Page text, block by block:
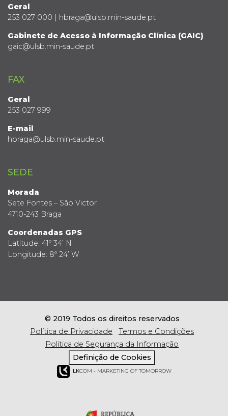
Geral
253 027 000 | hbraga@ulsb.min-saude.pt
Gabinete de Acesso à Informação Clínica (GAIC)
gaic@ulsb.min-saude.pt
FAX
Geral
253 027 999
E-mail
hbraga@ulsb.min-saude.pt
SEDE
Morada
Sete Fontes – São Victor
4710-243 Braga
Coordenadas GPS
Latitude: 41º 34’ N
Longitude: 8º 24’ W
© 2019 Todos os direitos reservados
Política de Privacidade
Termos e Condições
Política de Segurança da Informação
Definição de Cookies
LKCOM - MARKETING OF TOMORROW